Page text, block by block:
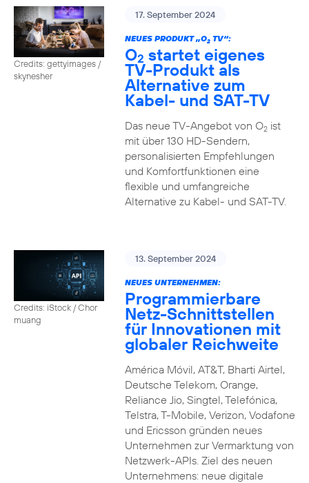
Credits: gettyimages /
skynesher
17. September 2024
NEUES PRODUKT „O2TV“:
O2 startet eigenes
TV-Produkt als
Alternative zum
Kabel- und SAT-TV
Das neue TV-Angebot von O2ist
mit über 130 HD-Sendern,
personalisierten Empfehlungen
und Komfortfunktionen eine
flexible und umfangreiche
Alternative zu Kabel- und SAT-TV.
Credits: iStock / Chor
muang
13. September 2024
NEUES UNTERNEHMEN:
Programmierbare
Netz-Schnittstellen
für Innovationen mit
globaler Reichweite
América Móvil, AT&T, Bharti Airtel,
Deutsche Telekom, Orange,
Reliance Jio, Singtel, Telefónica,
Telstra, T-Mobile, Verizon, Vodafone
und Ericsson gründen neues
Unternehmen zur Vermarktung von
Netzwerk-APIs. Ziel des neuen
Unternehmens: neue digitale